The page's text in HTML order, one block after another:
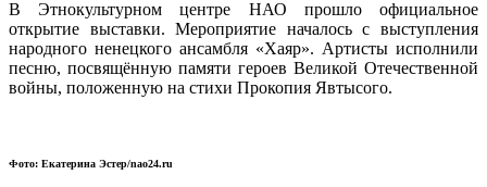
В Этнокультурном центре НАО прошло официальное
открытие выставки. Мероприятие началось с выступления
народного ненецкого ансамбля «Хаяр». Артисты исполнили
песню, посвящённую памяти героев Великой Отечественной
войны, положенную на стихи Прокопия Явтысого.
Фото: Екатерина Эстер/nao24.ru